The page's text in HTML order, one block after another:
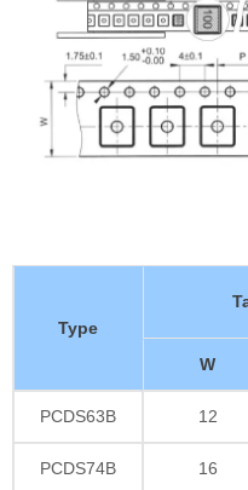
Type
W
PCDS63B 12
PCDS74B 16